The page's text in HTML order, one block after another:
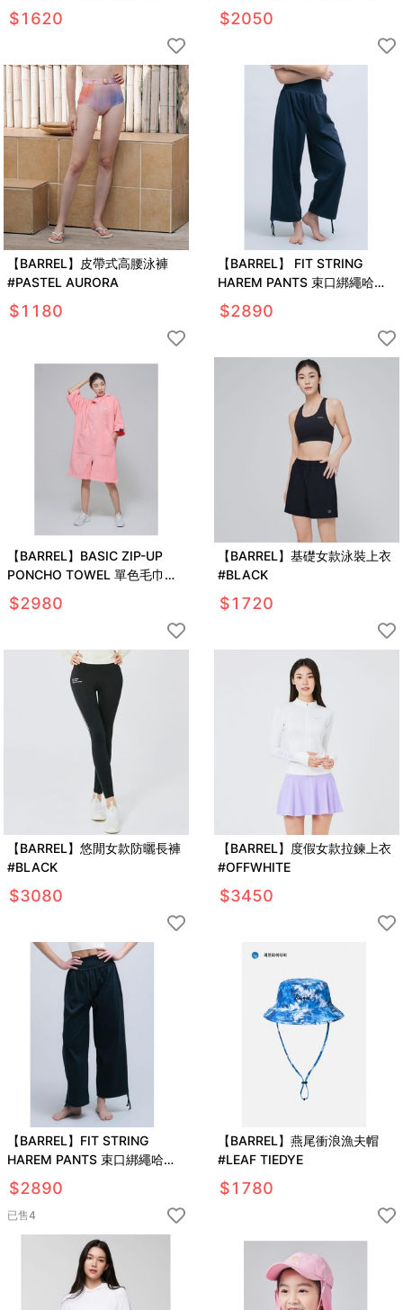
#BLACK
$1620
#OFFWHITE
$2050
【BARREL】皮帶式高腰泳褲
#PASTEL AURORA
$1180
【BARREL】 FIT STRING
HAREM PANTS 束口綁繩哈倫
褲 #MOOD NAVY
$2890
【BARREL】BASIC ZIP-UP
PONCHO TOWEL 單色毛巾衣
#CORAL
$2980
【BARREL】基礎女款泳裝上衣
#BLACK
$1720
【BARREL】悠閒女款防曬長褲
#BLACK
$3080
【BARREL】度假女款拉鍊上衣
#OFFWHITE
$3450
【BARREL】FIT STRING
HAREM PANTS 束口綁繩哈倫
褲 #BLACK
$2890
已售4
【BARREL】燕尾衝浪漁夫帽
#LEAF TIEDYE
$1780